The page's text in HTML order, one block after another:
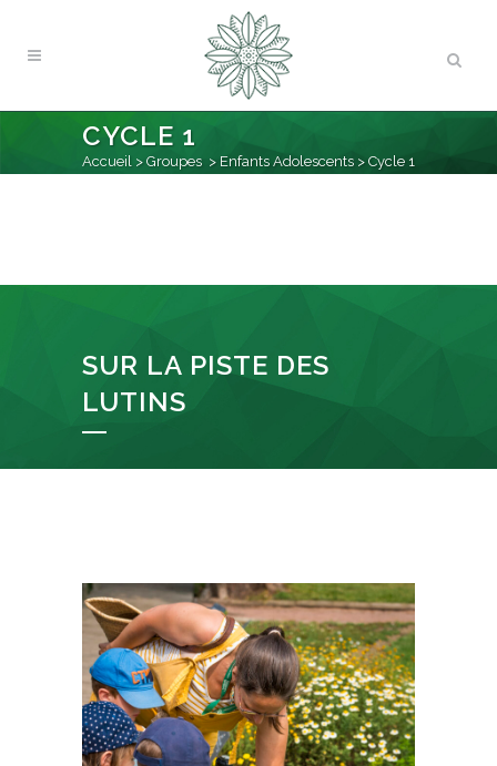
CYCLE 1
Accueil > Groupes > Enfants Adolescents > Cycle 1
SUR LA PISTE DES
LUTINS